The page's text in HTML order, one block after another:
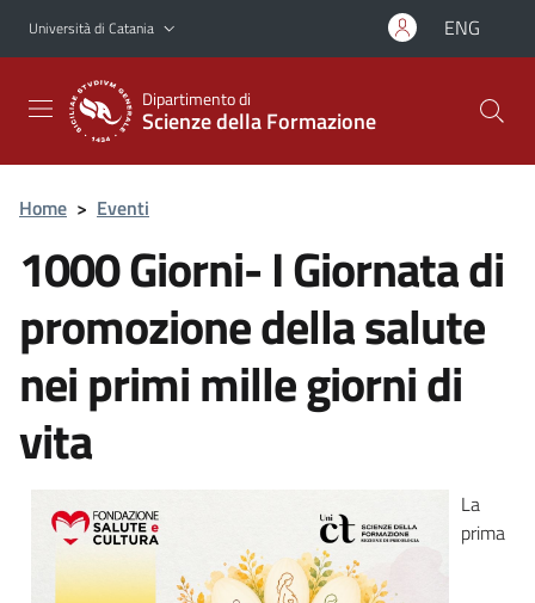
Vai al contenuto principale
Vai al menu di navigazione
Università di Catania ENG
Dipartimento di
Scienze della Formazione
Home > Eventi
1000 Giorni- I Giornata di
promozione della salute
nei primi mille giorni di
vita
La
prima